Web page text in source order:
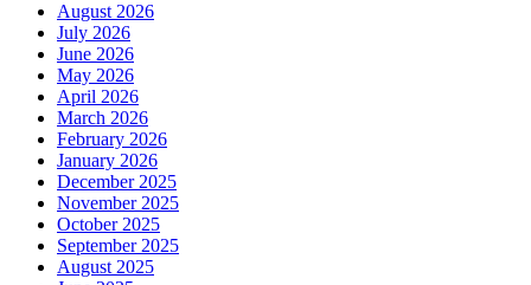
August 2026
July 2026
June 2026
May 2026
April 2026
March 2026
February 2026
January 2026
December 2025
November 2025
October 2025
September 2025
August 2025